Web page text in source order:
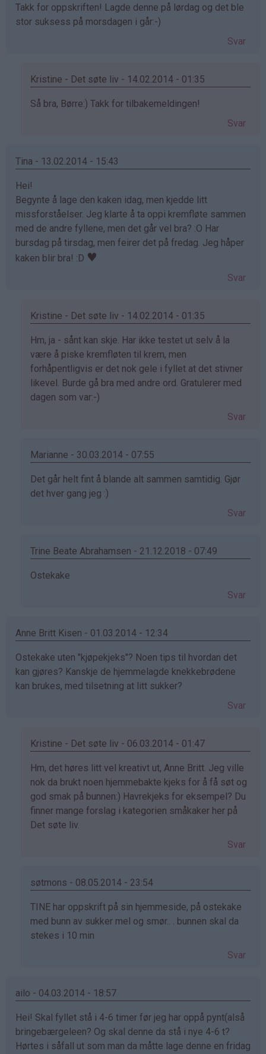
Takk for oppskriften! Lagde denne på lørdag og det ble
stor suksess på morsdagen i går:-)
Svar
Kristine - Det søte liv - 14.02.2014 - 01:35
Som
Børre
(ikke
bekreftet)
Så bra, Børre:) Takk for tilbakemeldingen!
Svar
Tina - 13.02.2014 - 15:43
Hei!
Begynte å lage den kaken idag, men kjedde litt
missforståelser. Jeg klarte å ta oppi kremfløte sammen
med de andre fyllene, men det går vel bra? :O Har
bursdag på tirsdag, men feirer det på fredag. Jeg håper
kaken blir bra! :D ♥
Svar
Kristine - Det søte liv - 14.02.2014 - 01:35
Som
svar
på
av
Tina
Hm, ja - sånt kan skje. Har ikke testet ut selv å la
være å piske kremfløten til krem, men
forhåpentligvis er det nok gele i fyllet at det stivner
likevel. Burde gå bra med andre ord. Gratulerer med
dagen som var:-)
Svar
Marianne - 30.03.2014 - 07:55
Som
svar
(ikke
Det går helt fint å blande alt sammen samtidig. Gjør
det hver gang jeg :)
Svar
Trine Beate Abrahamsen - 21.12.2018 - 07:49
Som
Tina
bekreftet)
Ostekake
Svar
Anne Britt Kisen - 01.03.2014 - 12:34
Ostekake uten "kjøpekjeks"? Noen tips til hvordan det
kan gjøres? Kanskje de hjemmelagde knekkebrødene
kan brukes, med tilsetning at litt sukker?
Svar
Kristine - Det søte liv - 06.03.2014 - 01:47
Som
svar
på
av
Anne
bekreftet)
Hm, det høres litt vel kreativt ut, Anne Britt. Jeg ville
nok da brukt noen hjemmebakte kjeks for å få søt og
god smak på bunnen:) Havrekjeks for eksempel? Du
finner mange forslag i kategorien småkaker her på
Det søte liv.
Svar
søtmons - 08.05.2014 - 23:54
Som
svar
på
Kisen
bekreftet)
TINE har oppskrift på sin hjemmeside, på ostekake
med bunn av sukker mel og smør.. . bunnen skal da
stekes i 10 min
Svar
ailo - 04.03.2014 - 18:57
Hei! Skal fyllet stå i 4-6 timer før jeg har oppå pynt(alså
bringebærgeleen? Og skal denne da stå i nye 4-6 t?
Hørtes i såfall ut som man da måtte lage denne en fridag